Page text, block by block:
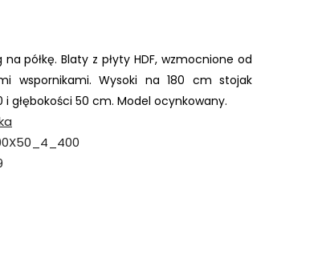
półkę. Blaty z płyty HDF, wzmocnione od
wspornikami. Wysoki na 180 cm stojak
głębokości 50 cm. Model ocynkowany.